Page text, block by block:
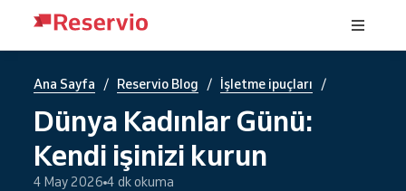
Ana Sayfa / Reservio Blog / İşletme ipuçları /
Dünya Kadınlar Günü:
Kendi işinizi kurun
4 May 2026 4 dk okuma